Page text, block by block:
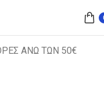
ΑΝΩ ΤΩΝ 50€
ΚΑΝΑΠΕΣ-ΚΡΕΒΑΤΙ